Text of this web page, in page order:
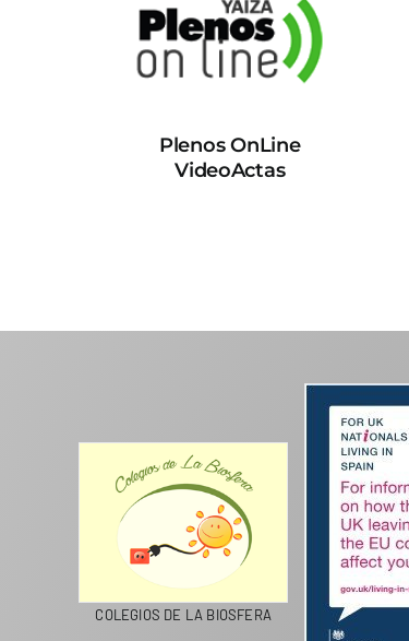
Plenos OnLine
VideoActas
COLEGIOS DE LA BIOSFERA